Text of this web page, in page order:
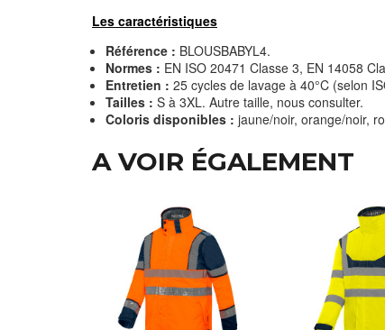
Les caractéristiques
Référence : BLOUSBABYL4.
Normes : EN ISO 20471 Classe 3, EN 14058
Entretien : 25 cycles de lavage à 40°C (selon
Tailles : S à 3XL. Autre taille, nous consulter.
Coloris disponibles : jaune/noir, orange/noir,
A VOIR ÉGALEMENT